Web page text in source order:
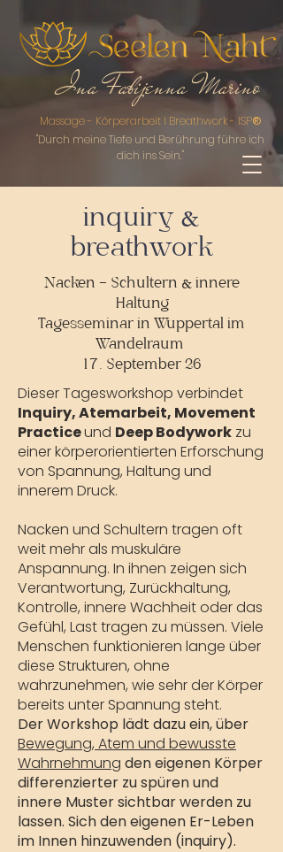
Ina Fabijenna Marino
Massage - Körperarbeit I Breathwork - ISP®
"Durch meine Tiefe und Berührung führe ich
dich ins Sein."
inquiry &
breathwork
Nacken - Schultern & innere
Haltung
Tagesseminar in Wuppertal im
Wandelraum
17. September 26
Dieser Tagesworkshop verbindet
Inquiry, Atemarbeit, Movement
Practiceund Deep Bodywork zu
einer körperorientierten Erforschung
von Spannung, Haltung und
innerem Druck.
Nacken und Schultern tragen oft
weit mehr als muskuläre
Anspannung. In ihnen zeigen sich
Verantwortung, Zurückhaltung,
Kontrolle, innere Wachheit oder das
Gefühl, Last tragen zu müssen. Viele
Menschen funktionieren lange über
diese Strukturen, ohne
wahrzunehmen, wie sehr der Körper
bereits unter Spannung steht.
Der Workshop lädt dazu ein, über
Bewegung, Atem und bewusste
Wahrnehmung den eigenen Körper
differenzierter zu spüren und
innere Muster sichtbar werden zu
lassen. Sich den eigenen Er-Leben
im Innen hinzuwenden (inquiry).